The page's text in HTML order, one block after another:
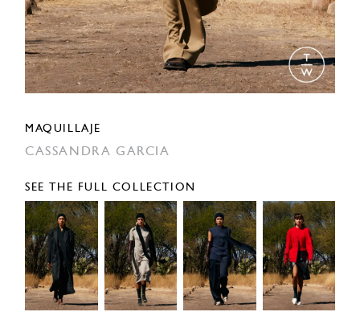
MAQUILLAJE
CASSANDRA GARCIA
SEE THE FULL COLLECTION